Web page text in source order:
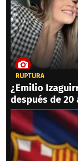
RUPTURA
¿Emilio
después de 20